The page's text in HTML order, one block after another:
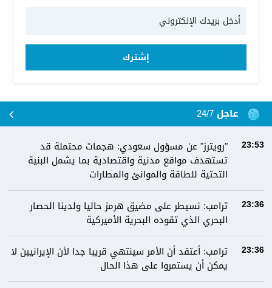
إشترك
عاجل 24/7
23:53
"رويترز" عن مسؤول سعودي: هجمات محتملة قد
تستهدف مواقع مدنية واقتصادية بما يشمل البنية
التحتية للطاقة والموانئ والمطارات
23:36
ترامب: نسيطر على مضيق هرمز حاليا ولدينا الحصار
البحري الذي تقوده البحرية الأميركية
23:36
ترامب: أعتقد أن الأمر سينتهي قريبا جدا لأن الإيرانيين لا
يمكن أن يستمروا على هذا الحال